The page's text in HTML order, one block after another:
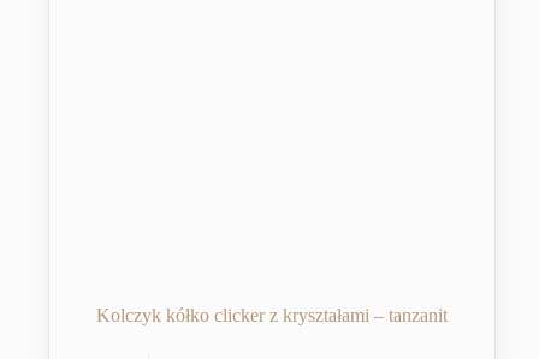
Kolczyk kółko clicker z kryształami – tanzanit